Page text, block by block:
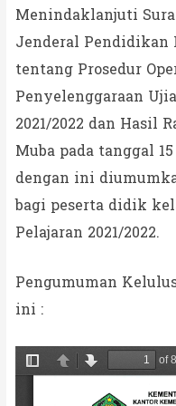
Menindaklanjuti
Jenderal Pendidikan
tentang Prosedur
Penyelenggaraan
2021/2022 dan Hasil
Muba pada tanggal
dengan ini
bagi peserta didik
Pelajaran 2021/2022.
Pengumuman
ini :